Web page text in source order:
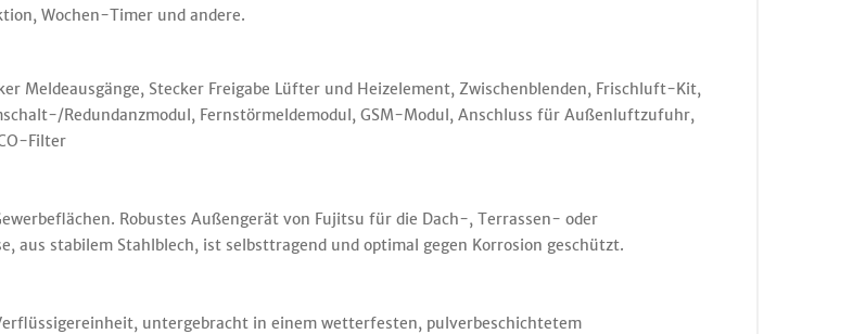
Wochen-Timer und andere.
Meldeausgänge, Stecker Freigabe Lüfter und Heizelement, Zwischenblenden, Frischluft-Kit,
Redundanzmodul, Fernstörmeldemodul, GSM-Modul, Anschluss für Außenluftzufuhr,
Filter
Robustes Außengerät von Fujitsu für die Dach-, Terrassen- oder
aus stabilem Stahlblech, ist selbsttragend und optimal gegen Korrosion geschützt.
untergebracht in einem wetterfesten, pulverbeschichtetem